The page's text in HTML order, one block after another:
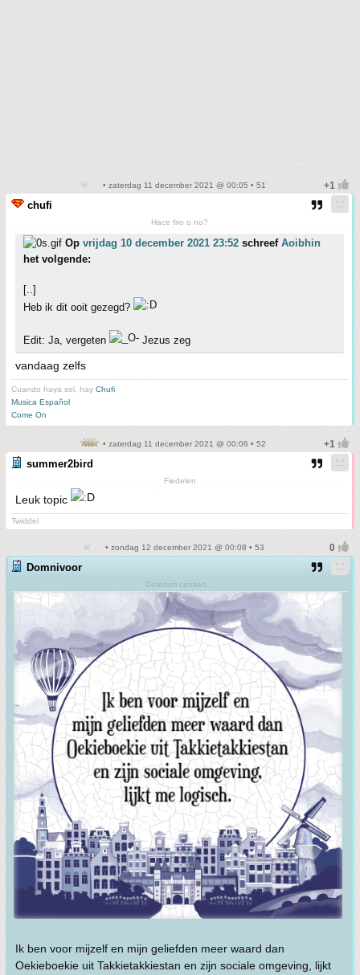
• zaterdag 11 december 2021 @ 00:05 • 51
chufi
Hace frio o no?
Op vrijdag 10 december 2021 23:52 schreef Aoibhin
het volgende:
[..]
Heb ik dit ooit gezegd?
Edit: Ja, vergeten Jezus zeg
vandaag zelfs
Cuando haya sol, hay Chufi
Musica Español
Come On
• zaterdag 11 december 2021 @ 00:06 • 52
summer2bird
Fiedelen
Leuk topic
Twiddel
• zondag 12 december 2021 @ 00:08 • 53
Domnivoor
Ceterum censeo...
Ik ben voor mijzelf en mijn geliefden meer waard dan
Oekieboekie uit Takkietakkiestan en zijn sociale omgeving, lijkt